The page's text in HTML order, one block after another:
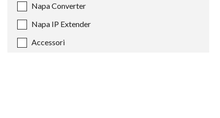
Napa Converter
Napa IP Extender
Accessori